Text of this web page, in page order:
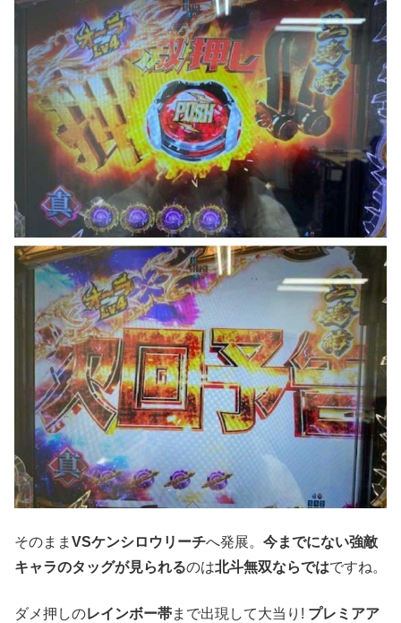
そのまま VSケンシロウリーチへ発展。 今までにない強敵
キャラのタッグが見られるのは北斗無双ならではですね。
ダメ押しのレインボー帯まで出現して大当り! プレミアア